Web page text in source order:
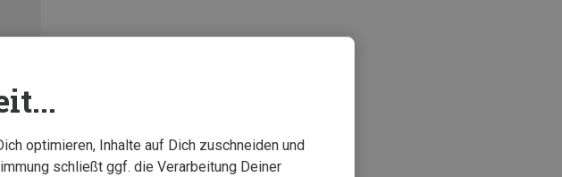
optimieren, Inhalte auf Dich zuschneiden und
schließt ggf. die Verarbeitung Deiner